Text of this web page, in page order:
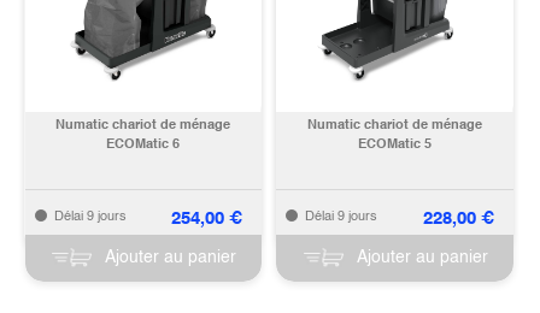
Numatic chariot de ménage
ECOMatic 6
Délai 9 jours 254,00€
Ajouter au panier
Numatic chariot de ménage
ECOMatic 5
Délai 9 jours 228,00€
Ajouter au panier